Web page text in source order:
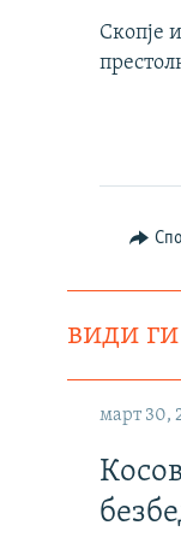
Скопје
види
март 30,